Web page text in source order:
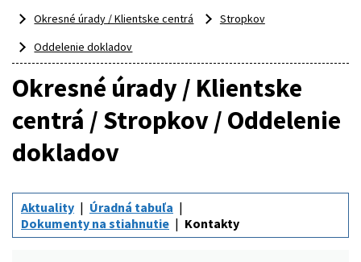
Okresné úrady / Klientske centrá
Stropkov
Oddelenie dokladov
Okresné úrady / Klientske
centrá / Stropkov / Oddelenie
dokladov
Aktuality
Úradná tabuľa
Dokumenty na stiahnutie
Kontakty